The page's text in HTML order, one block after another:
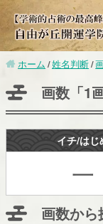
ホーム 姓名判断
画数「1
イチ/はじ
一
画数から